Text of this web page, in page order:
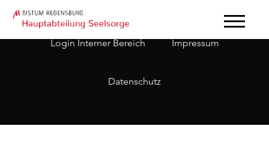
Login Interner Bereich Impressum
Datenschutz